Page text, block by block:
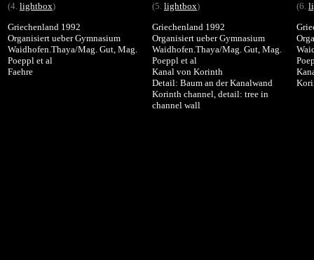
(4. lightbox)
Griechenland 1992
Organisiert ueber Gymnasium
Waidhofen.Thaya/Mag. Gut, Mag.
Poeppl et al
Faehre
(5. lightbox)
Griechenland 1992
Organisiert ueber Gymnasium
Waidhofen.Thaya/Mag. Gut, Mag.
Poeppl et al
Kanal von Korinth
Detail: Baum an der Kanalwand
Korinth channel, detail: tree in
channel wall
(6.